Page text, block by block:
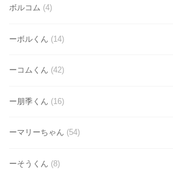
ボルコム (4)
ーボルくん (14)
ーコムくん (42)
ー朋季くん (16)
ーマリーちゃん (54)
ーそうくん (8)